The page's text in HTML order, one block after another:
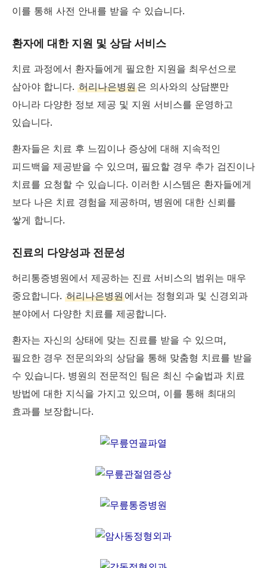
이를 통해 사전 안내를 받을 수 있습니다.
환자에 대한 지원 및 상담 서비스
치료 과정에서 환자들에게 필요한 지원을 최우선으로
삼아야 합니다. 허리나은병원은 의사와의 상담뿐만
아니라 다양한 정보 제공 및 지원 서비스를 운영하고
있습니다.
환자들은 치료 후 느낌이나 증상에 대해 지속적인
피드백을 제공받을 수 있으며, 필요할 경우 추가 검진이나
치료를 요청할 수 있습니다. 이러한 시스템은 환자들에게
보다 나은 치료 경험을 제공하며, 병원에 대한 신뢰를
쌓게 합니다.
진료의 다양성과 전문성
허리통증병원에서 제공하는 진료 서비스의 범위는 매우
중요합니다. 허리나은병원에서는 정형외과 및 신경외과
분야에서 다양한 치료를 제공합니다.
환자는 자신의 상태에 맞는 진료를 받을 수 있으며,
필요한 경우 전문의와의 상담을 통해 맞춤형 치료를 받을
수 있습니다. 병원의 전문적인 팀은 최신 수술법과 치료
방법에 대한 지식을 가지고 있으며, 이를 통해 최대의
효과를 보장합니다.